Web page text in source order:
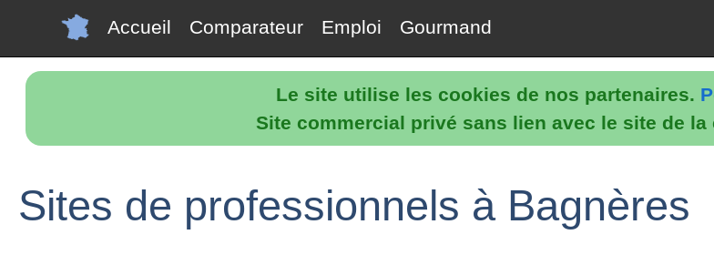
Le site utilise les cookies de nos partenaires.
Site commercial privé sans lien avec le site de
Accueil Comparateur Emploi Gourmand
Sites de professionnels à Bagnères